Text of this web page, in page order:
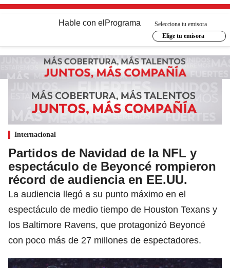
Hable con el Programa
Selecciona tu emisora
Elige tu emisora
Internacional
Partidos de Navidad de la NFL y
espectáculo de Beyoncé rompieron
récord de audiencia en EE.UU.
La audiencia llegó a su punto máximo en el
espectáculo de medio tiempo de Houston Texans y
los Baltimore Ravens, que protagonizó Beyoncé
con poco más de 27 millones de espectadores.